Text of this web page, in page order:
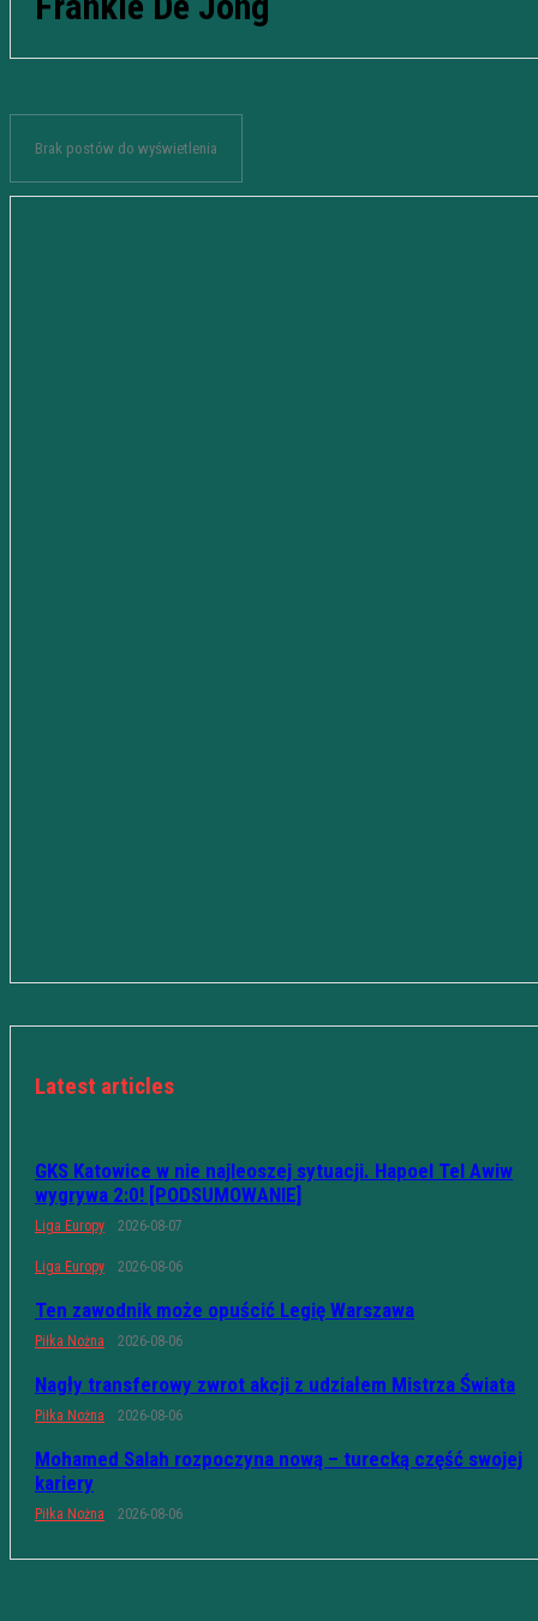
Brak postów do wyświetlenia
Latest articles
GKS Katowice w nie najleoszej sytuacji. Hapoel Tel Awiw
wygrywa 2:0! [PODSUMOWANIE]
Liga Europy 2026-08-07
Liga Europy 2026-08-06
Ten zawodnik może opuścić Legię Warszawa
Piłka Nożna 2026-08-06
Nagły transferowy zwrot akcji z udziałem Mistrza Świata
Piłka Nożna 2026-08-06
Mohamed Salah rozpoczyna nową – turecką część swojej
kariery
Piłka Nożna 2026-08-06